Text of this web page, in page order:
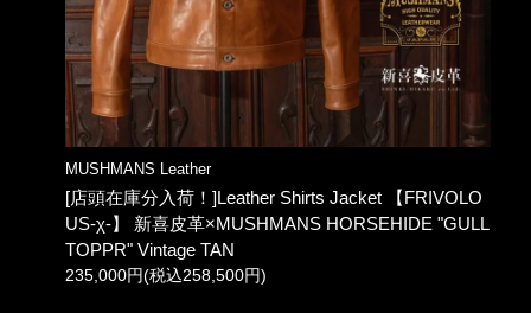
MUSHMANS Leather
[店頭在庫分入荷！]Leather Shirts Jacket 【FRIVOLO
US-χ-】 新喜皮革×MUSHMANS HORSEHIDE "GULL
TOPPR" Vintage TAN
235,000円(税込258,500円)